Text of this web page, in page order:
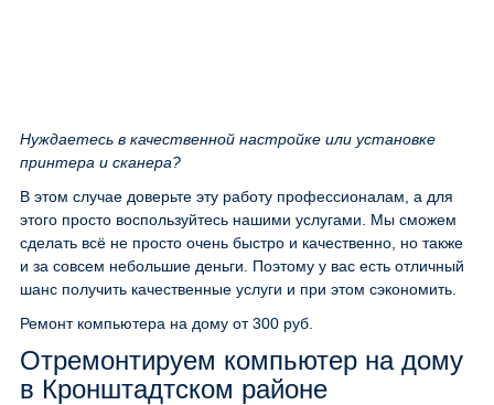
Нуждаетесь в качественной настройке или установке
принтера и сканера?
В этом случае доверьте эту работу профессионалам, а для
этого просто воспользуйтесь нашими услугами. Мы сможем
сделать всё не просто очень быстро и качественно, но также
и за совсем небольшие деньги. Поэтому у вас есть отличный
шанс получить качественные услуги и при этом сэкономить.
Ремонт компьютера на дому от 300 руб.
Отремонтируем компьютер на дому
в Кронштадтском районе